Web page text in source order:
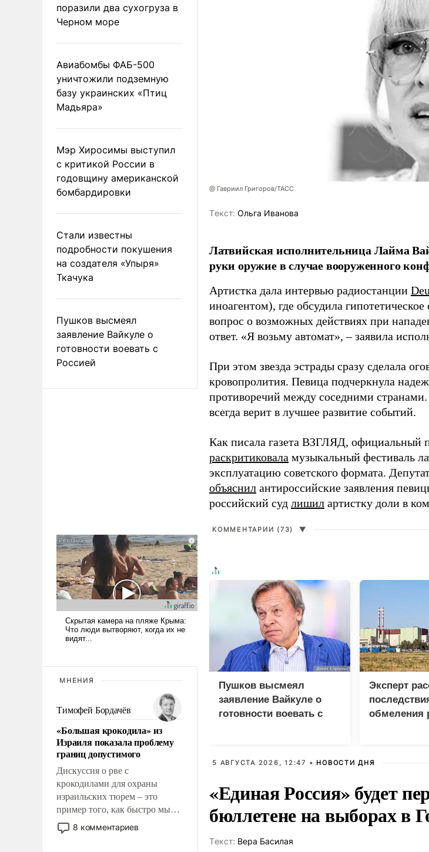
поразили два сухогруза в
Черном море
Авиабомбы ФАБ-500
уничтожили подземную
базу украинских «Птиц
Мадьяра»
Мэр Хиросимы выступил
с критикой России в
годовщину американской
бомбардировки
Стали известны
подробности покушения
на создателя «Упыря»
Ткачука
Пушков высмеял
заявление Вайкуле о
готовности воевать с
Россией
МНЕНИЯ
Тимофей Бордачёв
«Большая крокодила» из
Израиля показала проблему
границ допустимого
Дискуссия о рве с
крокодилами для охраны
израильских тюрем – это
пример того, как быстро мы
двигаемся по пути
революционных изменений.
8 комментариев
@ Гавриил Григоров/ТАСС
Tекст: Ольга Иванова
Латвийская исполнительница Лайма
руки оружие в случае вооруженного
Артистка дала интервью радиостанции
иноагентом), где обсудила
вопрос о возможных действиях при
ответ. «Я возьму автомат», – заявила
При этом звезда эстрады сразу сделала
кровопролития. Певица подчеркнула
противоречий между соседними
всегда верит в лучшее развитие событий.
Как писала газета ВЗГЛЯД, официальный
раскритиковала музыкальный фестиваль
эксплуатацию советского формата.
объяснил антироссийские заявления
российский суд лишил артистку доли в
КОММЕНТАРИИ (73) ▼
Пушков высмеял
заявление Вайкуле о
готовности воевать с
Эксперт
обмеления
5 АВГУСТА 2026, 12:47 • НОВОСТИ ДНЯ
«Единая Россия» будет
бюллетене на выборах в
Tекст: Вера Басилая